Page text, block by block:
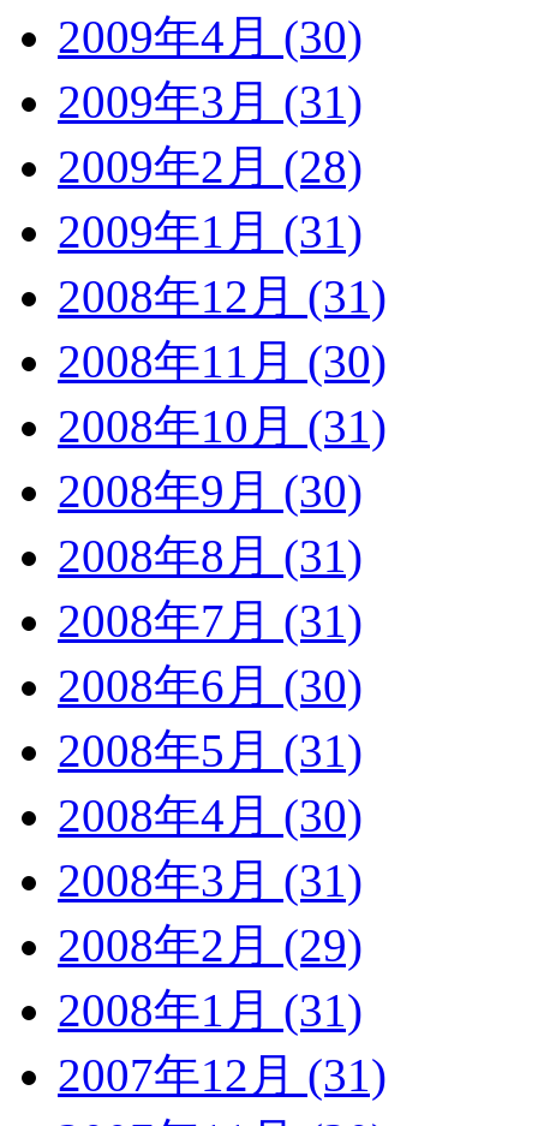
2009年4月 (30)
2009年3月 (31)
2009年2月 (28)
2009年1月 (31)
2008年12月 (31)
2008年11月 (30)
2008年10月 (31)
2008年9月 (30)
2008年8月 (31)
2008年7月 (31)
2008年6月 (30)
2008年5月 (31)
2008年4月 (30)
2008年3月 (31)
2008年2月 (29)
2008年1月 (31)
2007年12月 (31)